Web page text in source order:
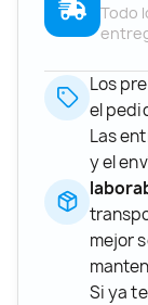
Todo
Los
el
Las
y el
mejor
Si ya